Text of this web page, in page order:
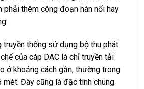
phải thêm công đoạn hàn nối hay
truyền thống sử dụng bộ thu phát
của cáp DAC là chỉ truyền tải
ở khoảng cách gần, thường trong
Đây cũng là đặc tính chung